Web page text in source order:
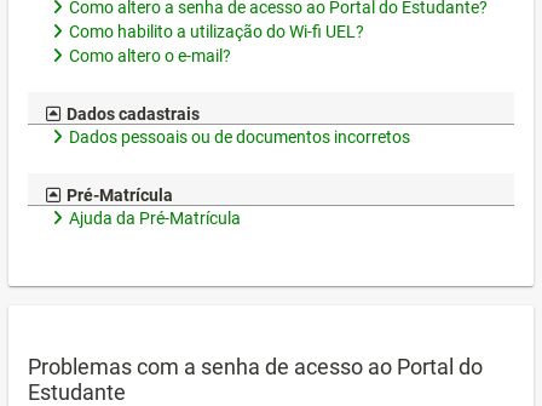
Como altero a senha de acesso ao Portal do Estudante?
Como habilito a utilização do Wi-fi UEL?
Como altero o e-mail?
Dados cadastrais
Dados pessoais ou de documentos incorretos
Pré-Matrícula
Ajuda da Pré-Matrícula
Problemas com a senha de acesso ao Portal do
Estudante